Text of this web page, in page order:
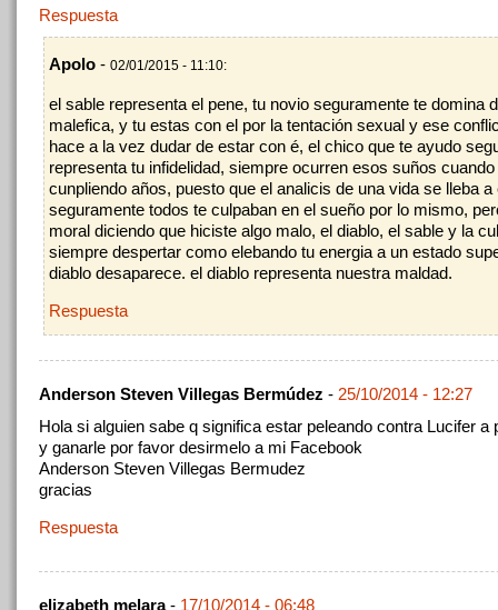
Respuesta
Apolo - 02/01/2015 - 11:10:
el sable representa el pene, tu novio seguramente te domina
malefica, y tu estas con el por la tentación sexual y ese
hace a la vez dudar de estar con é, el chico que te ayudo
representa tu infidelidad, siempre ocurren esos suños
cunpliendo años, puesto que el analicis de una vida se lleba a
seguramente todos te culpaban en el sueño por lo mismo,
moral diciendo que hiciste algo malo, el diablo, el sable y la
siempre despertar como elebando tu energia a un estado
diablo desaparece. el diablo representa nuestra maldad.
Respuesta
Anderson Steven Villegas Bermúdez - 25/10/2014 - 12:27
Hola si alguien sabe q significa estar peleando contra Lucifer a
y ganarle por favor desirmelo a mi Facebook
Anderson Steven Villegas Bermudez
gracias
Respuesta
elizabeth melara- 17/10/2014 - 06:48